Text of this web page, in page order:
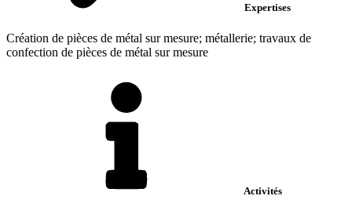
Expertises
Création de pièces de métal sur mesure; métallerie; travaux de
confection de pièces de métal sur mesure
Activités